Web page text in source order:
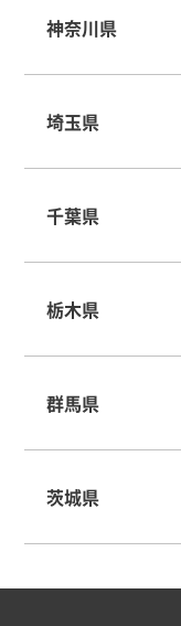
神奈川県
埼玉県
千葉県
栃木県
群馬県
茨城県